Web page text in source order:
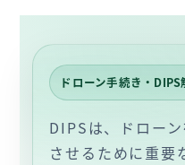
ドローン手続き・DIPS
DIPSは、ドロー
させるために重要